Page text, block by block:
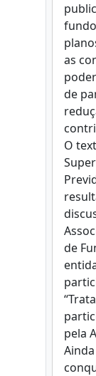
as
de
O
de
pela